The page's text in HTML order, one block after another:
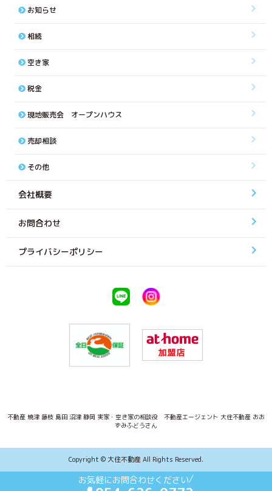
お知らせ
相続
空き家
税金
現地販売会 オープンハウス
売却相談
その他
会社概要
お問合わせ
プライバシーポリシー
不動産 焼津 藤枝 島田 沼津 静岡 実家・空き家の相談役 不動産エージェント 大住不動産 おお
ずみふどうさん
Copyright © 大住不動産 All Rights Reserved.
お気軽にお問合わせください